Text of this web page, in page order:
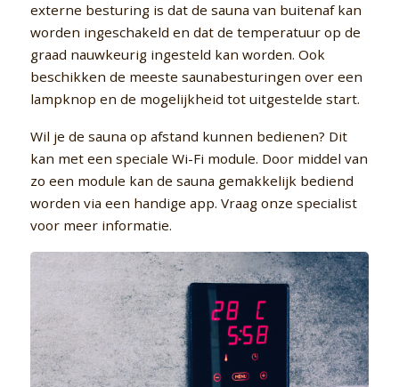
externe besturing is dat de sauna van buitenaf kan
worden ingeschakeld en dat de temperatuur op de
graad nauwkeurig ingesteld kan worden. Ook
beschikken de meeste saunabesturingen over een
lampknop en de mogelijkheid tot uitgestelde start.
Wil je de sauna op afstand kunnen bedienen? Dit
kan met een speciale Wi-Fi module. Door middel van
zo een module kan de sauna gemakkelijk bediend
worden via een handige app. Vraag onze specialist
voor meer informatie.